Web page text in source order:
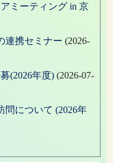
ミーティング in 京
連携セミナー (2026-
(2026年度) (2026-07-
問について (2026年